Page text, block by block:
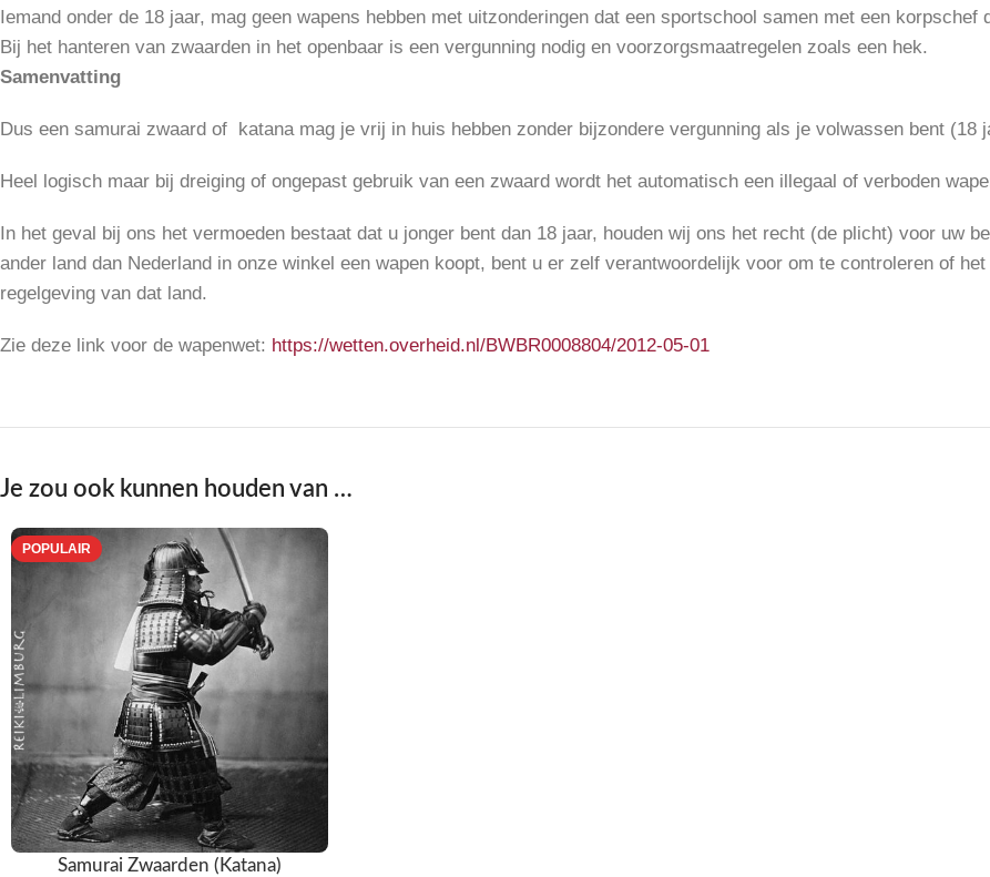
Iemand onder de 18 jaar, mag geen wapens hebben met uitzonderingen dat een sportschool samen met een korpschef
Bij het hanteren van zwaarden in het openbaar is een vergunning nodig en voorzorgsmaatregelen zoals een hek.
Samenvatting
Dus een samurai zwaard of katana mag je vrij in huis hebben zonder bijzondere vergunning als je volwassen bent (18
Heel logisch maar bij dreiging of ongepast gebruik van een zwaard wordt het automatisch een illegaal of verboden
In het geval bij ons het vermoeden bestaat dat u jonger bent dan 18 jaar, houden wij ons het recht (de plicht) voor uw
ander land dan Nederland in onze winkel een wapen koopt, bent u er zelf verantwoordelijk voor om te controleren of
regelgeving van dat land.
Zie deze link voor de wapenwet: https://wetten.overheid.nl/BWBR0008804/2012-05-01
Je zou ook kunnen houden van …
POPULAIR
Samurai Zwaarden (Katana)